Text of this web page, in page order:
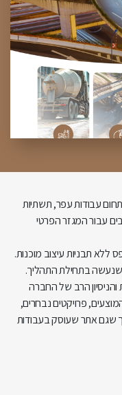
עבודות עפר, תשתיות
עבור המגזר הפרטי
ללא תבניות עיצוב מוכנות.
שנעשה בתחילת התהליך.
הרב של החברה
פרויקטים נבחרים,
שגם אתר שעוסק בעבודות